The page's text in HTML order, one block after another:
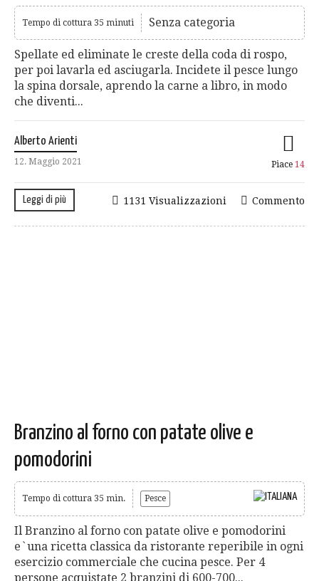
Tempo di cottura 35 minuti Senza categoria
Spellate ed eliminate le creste della coda di rospo,
per poi lavarla ed asciugarla. Incidete il pesce lungo
la spina dorsale, aprendo la carne a libro, in modo
che diventi...
Alberto Arienti
12. Maggio 2021 Piace 14
Leggi di più Commento
1131 Visualizzazioni
Branzino al forno con patate olive e
pomodorini
Tempo di cottura 35 min. Pesce
Il Branzino al forno con patate olive e pomodorini
e`una ricetta classica da ristorante reperibile in ogni
esercizio commerciale che cucina pesce. Per 4
persone acquistate 2 branzini di 600-700...